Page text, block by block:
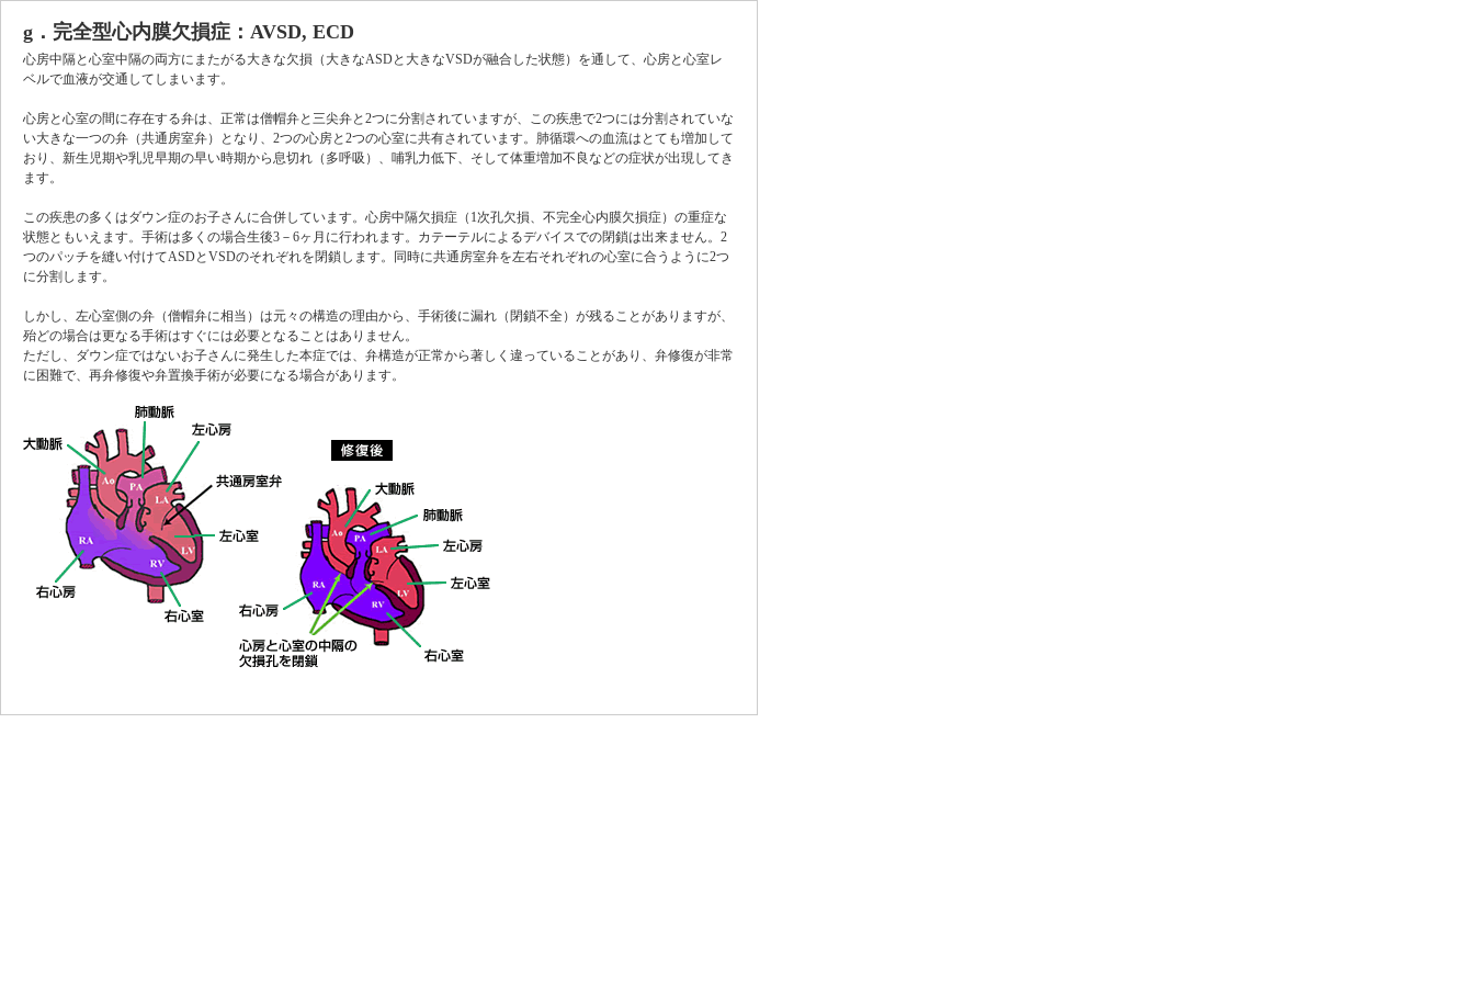
g．完全型心内膜欠損症：AVSD, ECD
心房中隔と心室中隔の両方にまたがる大きな欠損（大きなASDと大きなVSDが融合した状態）を通して、心房と心室レ
ベルで血液が交通してしまいます。
心房と心室の間に存在する弁は、正常は僧帽弁と三尖弁と2つに分割されていますが、この疾患で2つには分割されていな
い大きな一つの弁（共通房室弁）となり、2つの心房と2つの心室に共有されています。肺循環への血流はとても増加して
おり、新生児期や乳児早期の早い時期から息切れ（多呼吸）、哺乳力低下、そして体重増加不良などの症状が出現してき
ます。
この疾患の多くはダウン症のお子さんに合併しています。心房中隔欠損症（1次孔欠損、不完全心内膜欠損症）の重症な
状態ともいえます。手術は多くの場合生後3－6ヶ月に行われます。カテーテルによるデバイスでの閉鎖は出来ません。2
つのパッチを縫い付けてASDとVSDのそれぞれを閉鎖します。同時に共通房室弁を左右それぞれの心室に合うように2つ
に分割します。
しかし、左心室側の弁（僧帽弁に相当）は元々の構造の理由から、手術後に漏れ（閉鎖不全）が残ることがありますが、
殆どの場合は更なる手術はすぐには必要となることはありません。
ただし、ダウン症ではないお子さんに発生した本症では、弁構造が正常から著しく違っていることがあり、弁修復が非常
に困難で、再弁修復や弁置換手術が必要になる場合があります。